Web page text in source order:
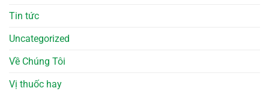
Tin tức
Uncategorized
Về Chúng Tôi
Vị thuốc hay